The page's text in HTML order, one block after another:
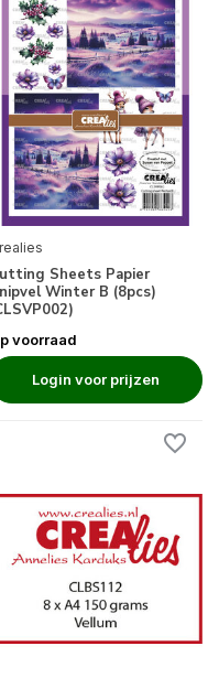
Sheets Papier
Winter B (8pcs)
voorraad
Login voor prijzen